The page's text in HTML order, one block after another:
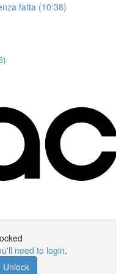
fatta (10:38)
need to login.
Unlock